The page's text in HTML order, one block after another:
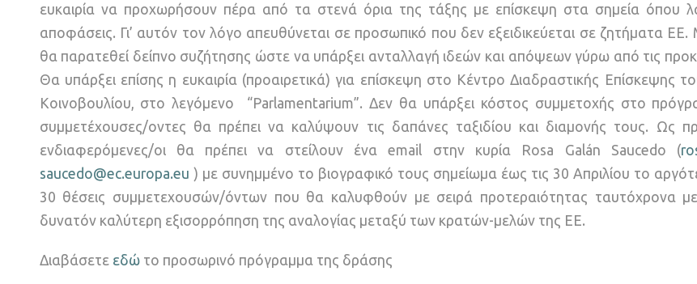
ευκαιρία να προχωρήσουν πέρα από τα στενά όρια της τάξης με επίσκεψη στα σημεία όπου
αποφάσεις. Γι’ αυτόν τον λόγο απευθύνεται σε προσωπικό που δεν εξειδικεύεται σε ζητήματα
θα παρατεθεί δείπνο συζήτησης ώστε να υπάρξει ανταλλαγή ιδεών και απόψεων γύρω από τις
Θα υπάρξει επίσης η ευκαιρία (προαιρετικά) για επίσκεψη στο Κέντρο Διαδραστικής Επίσκεψης
Κοινοβουλίου, στο λεγόμενο “Parlamentarium”. Δεν θα υπάρξει κόστος συμμετοχής στο
συμμετέχουσες/οντες θα πρέπει να καλύψουν τις δαπάνες ταξιδίου και διαμονής τους. Ως
ενδιαφερόμενες/οι θα πρέπει να στείλουν ένα email στην κυρία Rosa Galán Saucedo (
saucedo@ec.europa.eu ) με συνημμένο το βιογραφικό τους σημείωμα έως τις 30 Απριλίου το
30 θέσεις συμμετεχουσών/όντων που θα καλυφθούν με σειρά προτεραιότητας ταυτόχρονα
δυνατόν καλύτερη εξισορρόπηση της αναλογίας μεταξύ των κρατών-μελών της ΕΕ.
Διαβάσετε εδώτο προσωρινό πρόγραμμα της δράσης